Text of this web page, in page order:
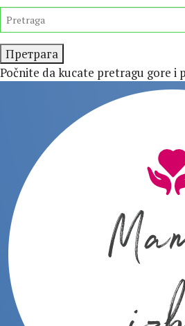
Preskočite
isecanje
TRAŽITE
Počnite da kucate pretragu gore i